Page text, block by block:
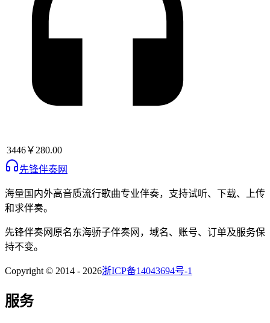
3446￥280.00
先锋伴奏网
海量国内外高音质流行歌曲专业伴奏，支持试听、下载、上传
和求伴奏。
先锋伴奏网 原名东海骄子伴奏网 ，域名、账号、订单及服务保
持不变。
Copyright © 2014 - 2026浙ICP备14043694号-1
服务